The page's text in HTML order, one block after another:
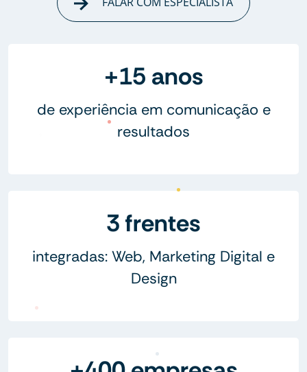
+15 anos
de experiência em comunicação e
resultados
3 frentes
integradas: Web, Marketing Digital e
Design